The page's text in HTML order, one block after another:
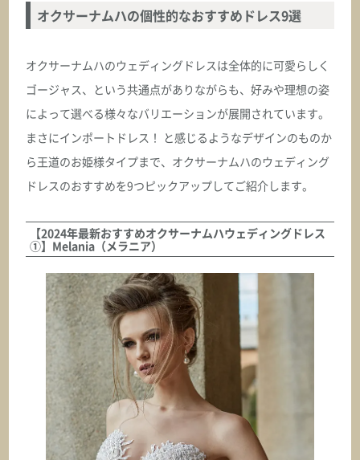
オクサーナムハ
ASK
オクサーナムハ
DELICE デリス
ASK
オクサーナムハ
DEMI デミ
オクサーナムハ
DIVA_WITH_CAPE ディーバウィズケープ
オクサーナムハ
DOMINICA ドミニカ
オクサーナムハの個性的なおすすめドレス9選
オクサーナムハのウェディングドレスは全体的に可愛らしく
ゴージャス、という共通点がありながらも、好みや理想の姿
によって選べる様々なバリエーションが展開されています。
まさにインポートドレス！ と感じるようなデザインのものか
ら王道のお姫様タイプまで、オクサーナムハのウェディング
ドレスのおすすめを9つピックアップしてご紹介します。
【2024年最新おすすめオクサーナムハウェディングドレス
①】Melania（メラニア）